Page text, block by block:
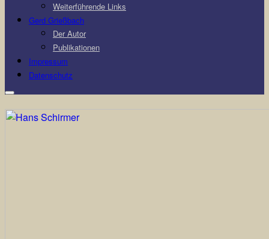
Weiterführende Links
Gerd Grießbach
Der Autor
Publikationen
Impressum
Datenschutz